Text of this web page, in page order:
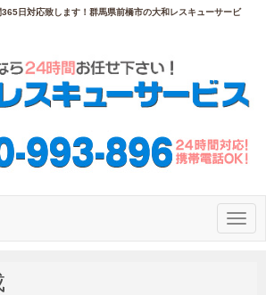
日対応致します！群馬県前橋市の大和レスキューサービ
N
a